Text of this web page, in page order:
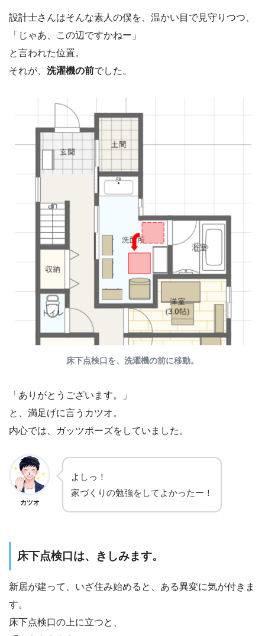
設計士さんはそんな素人の僕を、温かい目で見守りつつ、
「じゃあ、この辺ですかねー」
と言われた位置。
それが、 洗濯機の前でした。
床下点検口を、洗濯機の前に移動。
「ありがとうございます。」
と、満足げに言うカツオ。
内心では、ガッツポーズをしていました。
カツオ
よしっ！
家づくりの勉強をしてよかったー！
床下点検口は、きしみます。
新居が建って、いざ住み始めると、ある異変に気が付きま
す。
床下点検口の上に立つと、